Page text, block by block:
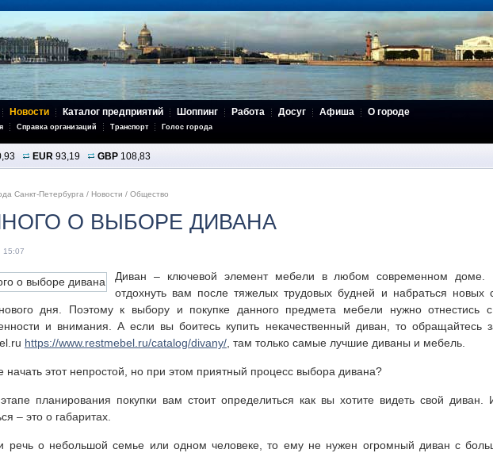
Новости Каталог предприятий Шоппинг Работа Досуг Афиша О городе
Справка организаций Транспорт Голос города
EUR 93,19 GBP 108,83
Санкт-Петербурга / Новости / Общество
О ВЫБОРЕ ДИВАНА
15:07
Диван – ключевой элемент мебели в любом современном доме.
отдохнуть вам после тяжелых трудовых будней и набраться новых
дня. Поэтому к выбору и покупке данного предмета мебели нужно отнестись
и внимания. А если вы боитесь купить некачественный диван, то
https://www.restmebel.ru/catalog/divany/ , там только самые лучшие диваны и мебель.
начать этот непростой, но при этом приятный процесс выбора дивана?
планирования покупки вам стоит определиться как вы хотите видеть свой
– это о габаритах.
речь о небольшой семье или одном человеке, то ему не нужен огромный диван с